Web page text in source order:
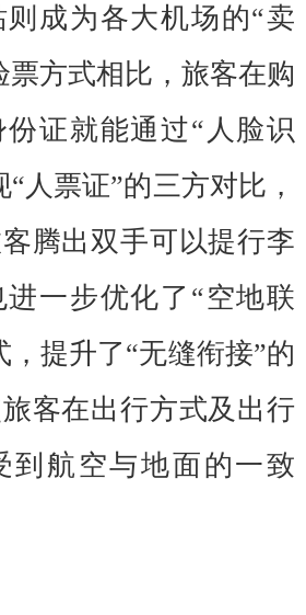
成为各大机场的“卖
票方式相比，旅客在购
证就能通过“人脸识
人票证”的三方对比，
腾出双手可以提行李
一步优化了“空地联
，提升了“无缝衔接”的
客在出行方式及出行
到航空与地面的一致